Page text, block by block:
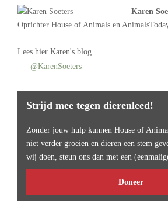
Karen
Oprichter House of Animals en
Lees hier Karen's blog
@KarenSoeters
Strijd mee tegen dierenleed!
Zonder jouw hulp kunnen House of
niet verder groeien en dieren een stem
wij doen, steun ons dan met een
Doneer